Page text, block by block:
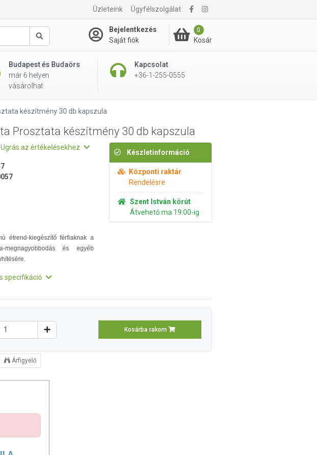
Üzleteink Ügyfélszolgálat
Keresés
Bejelentkezés
Saját fiók
0
Kosár
Budapest és Budaörs
már 6 helyen
vásárolhat
Kapcsolat
+36-1-255-0555
6 380 Ft Kosárba rakom
készítmény 30 db kapszula
Prosztata készítmény 30 db kapszula
Ugrás az értékelésekhez
étrend-kiegészítő férfiaknak a
megnagyobbodás és egyéb
specifikáció
Készletinformáció
Központi raktár
Rendelésre
Szent István körút
Átvehető ma 19:00-ig
Kosárba rakom
Árfigyelő